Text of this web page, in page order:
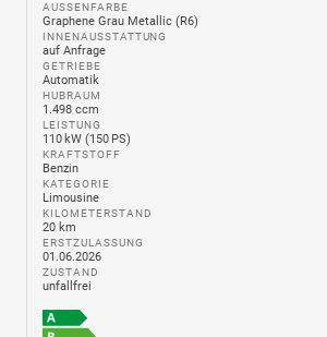
AUSSENFARBE
Graphene Grau Metallic (R6)
INNENAUSSTATTUNG
auf Anfrage
GETRIEBE
Automatik
HUBRAUM
1.498 ccm
LEISTUNG
110 kW (150 PS)
KRAFTSTOFF
Benzin
KATEGORIE
Limousine
KILOMETERSTAND
20 km
ERSTZULASSUNG
01.06.2026
ZUSTAND
unfallfrei